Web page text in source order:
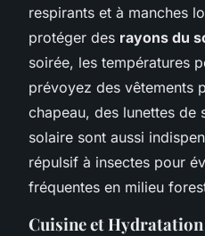
respirants et à manches
protéger des rayons du
soirée, les températures
prévoyez des vêtements
chapeau, des lunettes de
solaire sont aussi
répulsif à insectes pour
fréquentes en milieu
Cuisine et Hydratation